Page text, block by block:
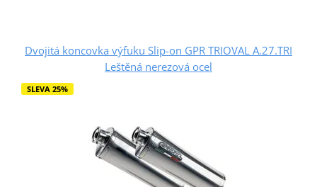
Dvojitá koncovka výfuku Slip-on GPR TRIOVAL A.27.TRI
Leštěná nerezová ocel
SLEVA 25%